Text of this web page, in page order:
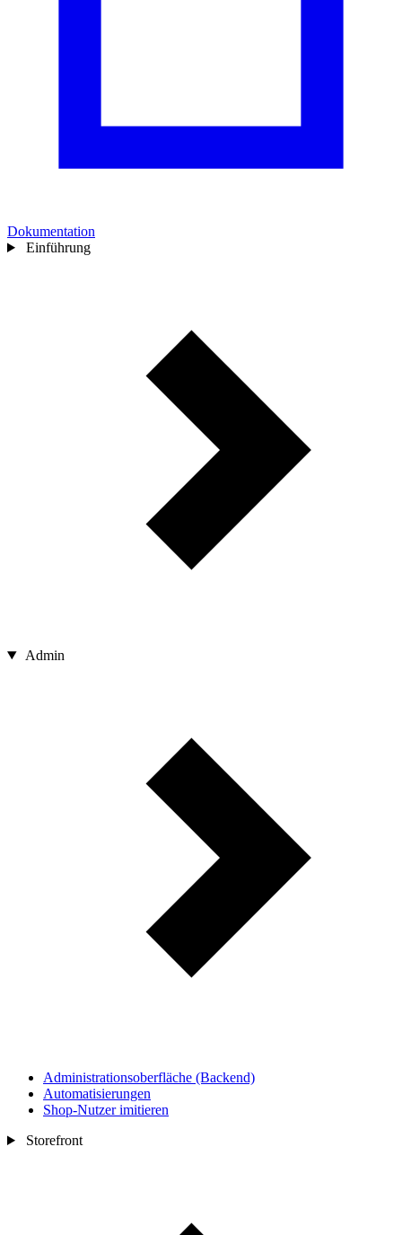
Dokumentation
Einführung
Admin
Administrationsoberfläche (Backend)
Automatisierungen
Shop-Nutzer imitieren
Storefront